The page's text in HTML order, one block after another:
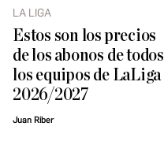
LA LIGA
Estos son los precios
de los abonos de todos
los equipos de LaLiga
2026/2027
Juan Riber